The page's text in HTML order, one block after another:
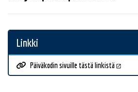
Linkki
Päiväkodin sivuille tästä linkistä